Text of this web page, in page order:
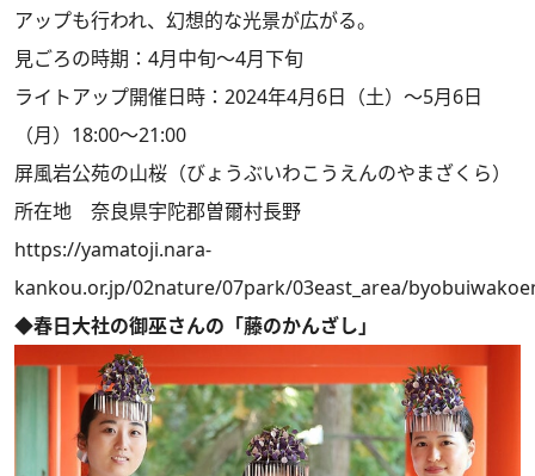
アップも行われ、幻想的な光景が広がる。
見ごろの時期：4月中旬～4月下旬
ライトアップ開催日時：2024年4月6日（土）～5月6日
（月）18:00～21:00
屏風岩公苑の山桜（びょうぶいわこうえんのやまざくら）
所在地 奈良県宇陀郡曽爾村長野
https://yamatoji.nara-
kankou.or.jp/02nature/07park/03east_area/
◆春日大社の御巫さんの「藤のかんざし」